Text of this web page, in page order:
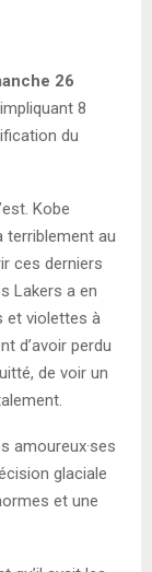
26
8
du
Kobe
terriblement au
ces derniers
Lakers a en
et violettes à
d’avoir perdu
de voir un
amoureux·ses
glaciale
et une